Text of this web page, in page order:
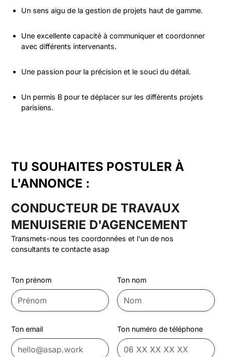
Un sens aigu de la gestion de projets haut de gamme.
Une excellente capacité à communiquer et coordonner
avec différents intervenants.
Une passion pour la précision et le souci du détail.
Un permis B pour te déplacer sur les différents projets
parisiens.
TU SOUHAITES POSTULER À
L'ANNONCE :
CONDUCTEUR DE TRAVAUX
MENUISERIE D'AGENCEMENT
Transmets-nous tes coordonnées et l'un de nos
consultants te contacte asap
Ton prénom Ton nom
Ton email Ton numéro de téléphone